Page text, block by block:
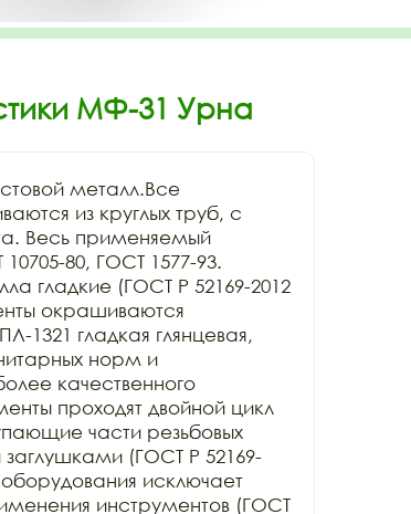
МФ-31 Урна
металл.Все
из круглых труб, с
Весь применяемый
80, ГОСТ 1577-93.
гладкие (ГОСТ Р 52169-2012
окрашиваются
1321 гладкая глянцевая,
норм и
качественного
проходят двойной цикл
части резьбовых
(ГОСТ Р 52169-
исключает
инструментов (ГОСТ